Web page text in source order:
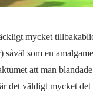
mycket
som en
att man
det väldigt mycket det